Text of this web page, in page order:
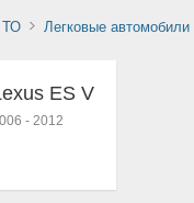
ТО Легковые автомобили
ES V
- 2012